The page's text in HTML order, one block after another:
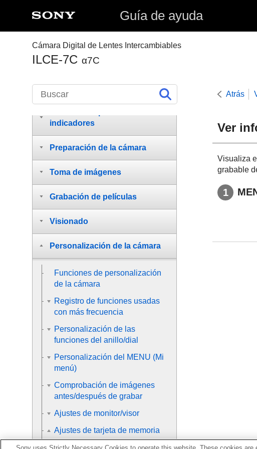
Guía de ayuda
Cámara Digital de Lentes Intercambiables
ILCE-7C α7C
Atrás
Ver
Visualiza
grabable
ayuda”
indicadores
Preparación de la cámara
Toma de imágenes
Grabación de películas
Visionado
Personalización de la cámara
Funciones de personalización
de la cámara
Registro de funciones usadas
con más frecuencia
Personalización de las
funciones del anillo/dial
Personalización del MENU (Mi
menú)
Comprobación de imágenes
antes/después de grabar
Ajustes de monitor/visor
Ajustes de tarjeta de memoria